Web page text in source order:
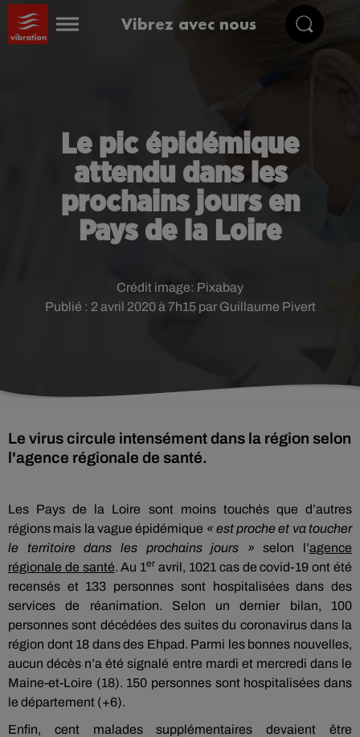
Vibrez avec nous
Le pic épidémique
attendu dans les
prochains jours en
Pays de la Loire
Publié : 2 avril 2020 à 7h15 par Guillaume Pivert
Crédit image: Pixabay
Le virus circule intensément dans la région selon
l'agence régionale de santé.
Les Pays de la Loire sont moins touchés que d’autres
régions mais la vague épidémique « est proche et va toucher
le territoiredans les prochains jours » selon l’agence
régionale de santé. Au 1er avril, 1021 cas de covid-19 ont été
recensés et 133 personnes sont hospitalisées dans des
services de réanimation. Selon un dernier bilan, 100
personnes sont décédées des suites du coronavirus dans la
région dont 18 dans des Ehpad. Parmi les bonnes nouvelles,
aucun décès n’a été signalé entre mardi et mercredi dans le
Maine-et-Loire (18). 150 personnes sont hospitalisées dans
le département (+6).
Enfin, cent malades supplémentaires devaient être